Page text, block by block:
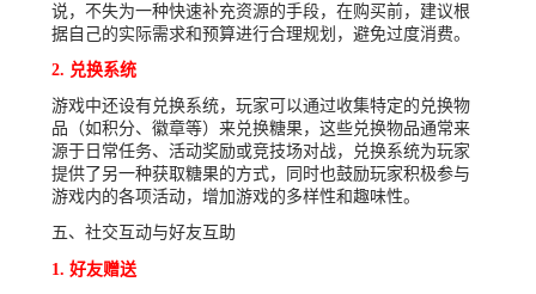
说，不失为一种快速补充资源的手段，在购买前，建议根
据自己的实际需求和预算进行合理规划，避免过度消费。
2. 兑换系统
游戏中还设有兑换系统，玩家可以通过收集特定的兑换物
品（如积分、徽章等）来兑换糖果，这些兑换物品通常来
源于日常任务、活动奖励或竞技场对战，兑换系统为玩家
提供了另一种获取糖果的方式，同时也鼓励玩家积极参与
游戏内的各项活动，增加游戏的多样性和趣味性。
五、社交互动与好友互助
1. 好友赠送